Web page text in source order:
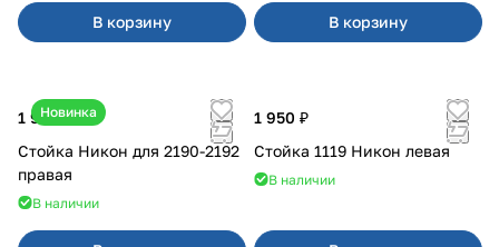
В корзину В корзину
Новинка
1 900 ₽
Стойка Никон для 2190-2192
правая
В наличии
1 950 ₽
Стойка 1119 Никон левая
В наличии